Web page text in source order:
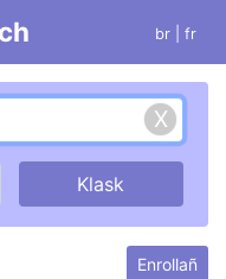
br | fr
Enrollañ